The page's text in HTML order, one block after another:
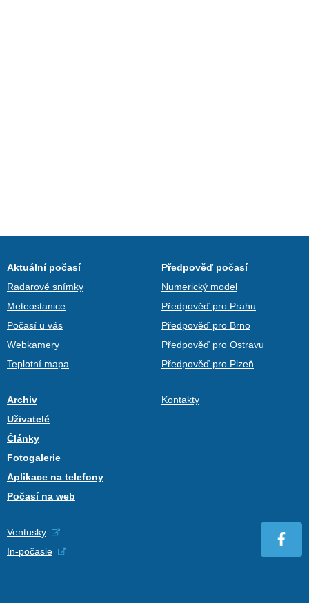
Aktuální počasí
Radarové snímky
Meteostanice
Počasí u vás
Webkamery
Teplotní mapa
Předpověď počasí
Numerický model
Předpověď pro Prahu
Předpověď pro Brno
Předpověď pro Ostravu
Předpověď pro Plzeň
Archiv
Uživatelé
Články
Fotogalerie
Aplikace na telefony
Počasí na web
Kontakty
Ventusky
In-počasie